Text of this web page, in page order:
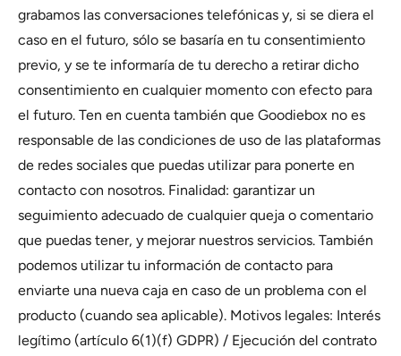
grabamos las conversaciones telefónicas y, si se diera el
caso en el futuro, sólo se basaría en tu consentimiento
previo, y se te informaría de tu derecho a retirar dicho
consentimiento en cualquier momento con efecto para
el futuro. Ten en cuenta también que Goodiebox no es
responsable de las condiciones de uso de las plataformas
de redes sociales que puedas utilizar para ponerte en
contacto con nosotros. Finalidad: garantizar un
seguimiento adecuado de cualquier queja o comentario
que puedas tener, y mejorar nuestros servicios. También
podemos utilizar tu información de contacto para
enviarte una nueva caja en caso de un problema con el
producto (cuando sea aplicable). Motivos legales: Interés
legítimo (artículo 6(1)(f) GDPR) / Ejecución del contrato